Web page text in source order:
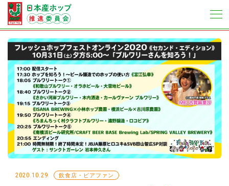
2020.10.29 飲食店・ビアファン